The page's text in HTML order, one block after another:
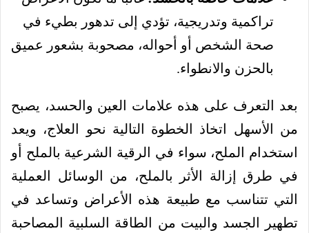
تراكمية وتدريجية، تؤدي إلى تدهور بطيء في
صحة الشخص أو أحواله، مصحوبة بشعور عميق
بالحزن والانطواء.
بعد التعرف على هذه علامات العين والحسد، يصبح
من الأسهل اتخاذ الخطوة التالية نحو العلاج، ويعد
استخدام الملح، سواء في الرقية الشرعية بالملح أو
في طرق إزالة الأثر بالملح، من الوسائل العملية
التي تتناسب مع طبيعة هذه الأعراض وتساعد في
تطهير الجسد والبيت من الطاقة السلبية المصاحبة